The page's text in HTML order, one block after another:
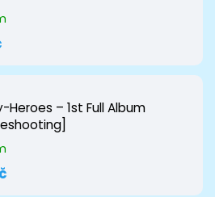
Heroes – 1st Full Album